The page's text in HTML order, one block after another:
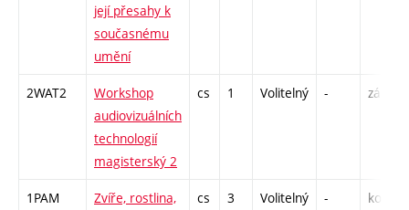
její přesahy k
současnému
umění
2WAT2
Workshop
audiovizuálních
technologií
magisterský 2
cs 1 Volitelný - zá
1PAM
Zvíře, rostlina,
cs 3 Volitelný - kol